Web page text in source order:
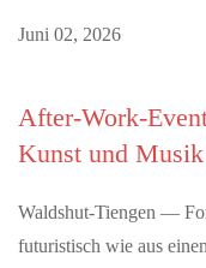
Juni 02, 2026
After-Work-
Kunst und Musik
Waldshut-Tiengen —
futuristisch wie aus